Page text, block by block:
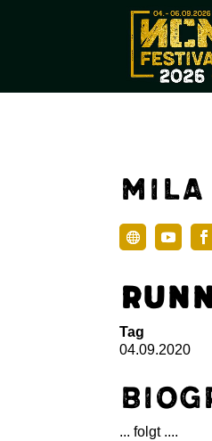
Mila
Tag
04.09.2020
... folgt ....